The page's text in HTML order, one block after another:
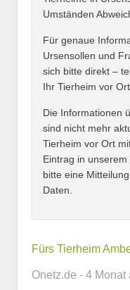
Name
Umständen
Für genaue
Ursensollen und
sich bitte direkt –
Ihr Tierheim vor
Die Informationen
sind nicht mehr
Tierheim vor Ort
Eintrag in
bitte eine
Daten.
Fürs Tierheim
Onetz.de - 4 Monat